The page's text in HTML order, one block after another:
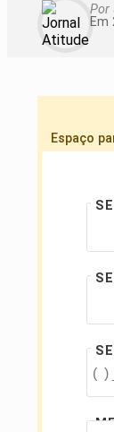
Por
Em
Espaço